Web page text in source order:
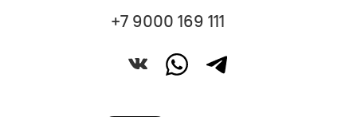
+7 9000 169 111